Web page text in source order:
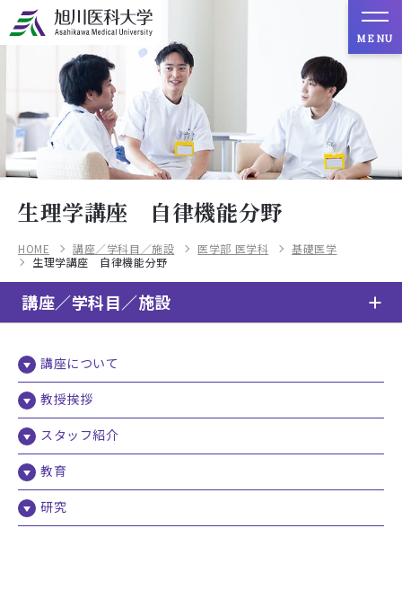
MENU
生理学講座 自律機能分野
HOME 講座／学科目／施設 医学部 医学科
基礎医学
生理学講座 自律機能分野
講座について
教授挨拶
スタッフ紹介
教育
研究
講座／学科目／施設